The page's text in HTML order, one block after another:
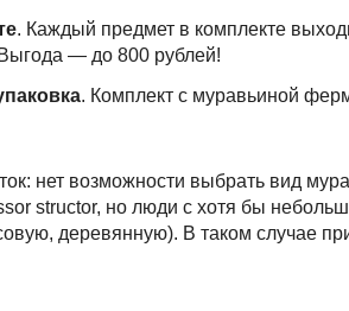
. Каждый предмет в комплекте
— до 800 рублей!
. Комплект с муравьиной
нет возможности выбрать вид
structor, но люди с хотя бы
деревянную). В таком случае